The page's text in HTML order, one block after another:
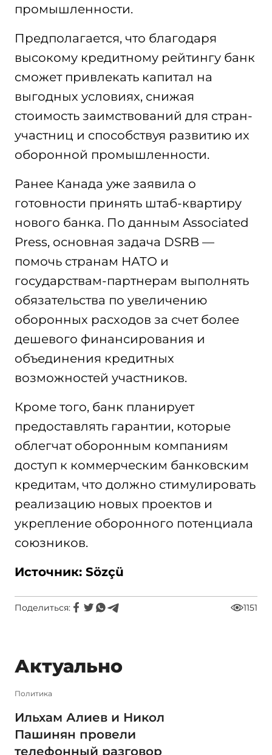
промышленности.
Предполагается, что благодаря
высокому кредитному рейтингу банк
сможет привлекать капитал на
выгодных условиях, снижая
стоимость заимствований для стран-
участниц и способствуя развитию их
оборонной промышленности.
Ранее Канада уже заявила о
готовности принять штаб-квартиру
нового банка. По данным Associated
Press, основная задача DSRB —
помочь странам НАТО и
государствам-партнерам выполнять
обязательства по увеличению
оборонных расходов за счет более
дешевого финансирования и
объединения кредитных
возможностей участников.
Кроме того, банк планирует
предоставлять гарантии, которые
облегчат оборонным компаниям
доступ к коммерческим банковским
кредитам, что должно стимулировать
реализацию новых проектов и
укрепление оборонного потенциала
союзников.
Источник: Sözçü
Поделиться: 1151
Актуально
Политика
Ильхам Алиев и Никол
Пашинян провели
телефонный разговор